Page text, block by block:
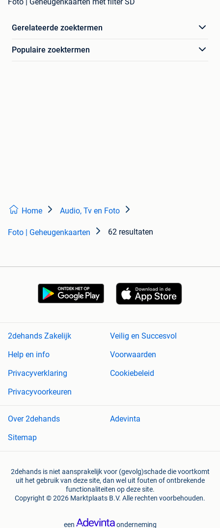
Gerelateerde zoektermen
Populaire zoektermen
Home Audio, Tv en Foto
Foto | Geheugenkaarten 62 resultaten
2dehands Zakelijk
Veilig en Succesvol
Help en info
Voorwaarden
Privacyverklaring
Cookiebeleid
Privacyvoorkeuren
Over 2dehands
Adevinta
Sitemap
2dehands is niet aansprakelijk voor (gevolg)schade die voortkomt
uit het gebruik van deze site, dan wel uit fouten of ontbrekende
functionaliteiten op deze site.
Copyright © 2026 Marktplaats B.V. Alle rechten voorbehouden.
een onderneming